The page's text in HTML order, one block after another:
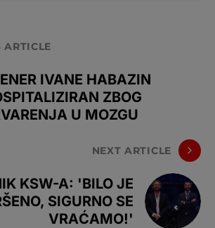
ARTICLE
IVANE HABAZIN
ZBOG
U MOZGU
NEXT ARTICLE
KSW-A: 'BILO JE
SIGURNO SE
VRAĆAMO!'